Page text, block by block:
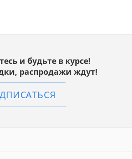
и будьте в курсе!
распродажи ждут!